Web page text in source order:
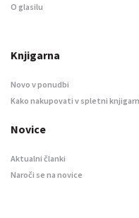
O glasilu
Knjigarna
Novo v ponudbi
Kako nakupovati v spletni
Novice
Aktualni članki
Naroči se na novice